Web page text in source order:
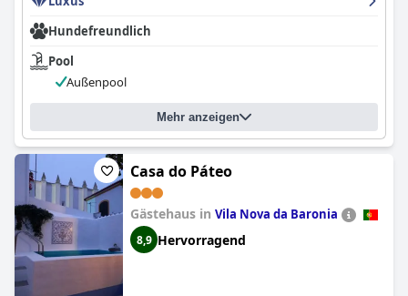
Hundefreundlich
Pool
Außenpool
Mehr anzeigen
Casa do Páteo
Gästehaus in Vila Nova da Baronia
8,9 Hervorragend